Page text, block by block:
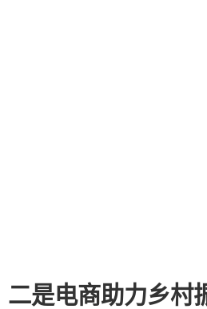
二是电商助力乡村